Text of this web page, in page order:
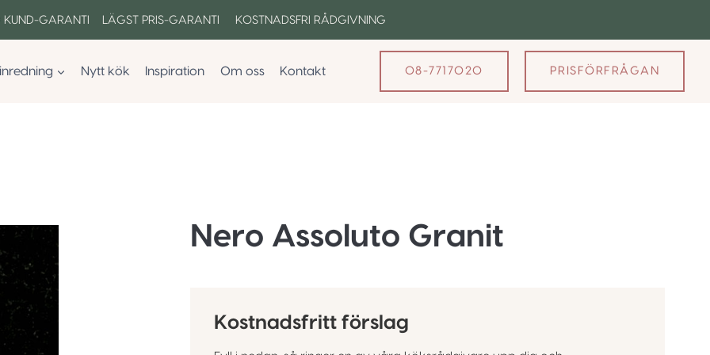
KUND-GARANTI LÄGST PRIS-GARANTI KOSTNADSFRI RÅDGIVNING
Nytt kök Inspiration Om oss Kontakt 08-7717020 PRISFÖRFRÅGAN
Nero Assoluto Granit
Kostnadsfritt förslag